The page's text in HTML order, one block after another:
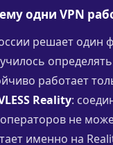
одни VPN
решает один
работает
Reality:
не
именно на